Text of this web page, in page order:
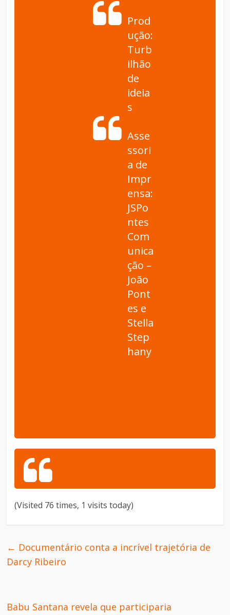
Prod
ução:
Turb
ilhão
de
ideia
s
Asse
ssori
a de
Impr
ensa:
JSPo
ntes
Com
unica
ção –
João
Pont
es e
Stella
Step
hany
(Visited 76 times, 1 visits today)
← Documentário conta a incrível trajetória de
Darcy Ribeiro
Babu Santana revela que participaria